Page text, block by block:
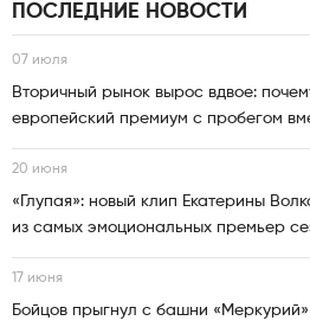
ПОСЛЕДНИЕ НОВОСТИ
07 июля
Вторичный рынок вырос вдвое:
европейский премиум с пробегом
20 июня
«Глупая»: новый клип Екатерины
из самых эмоциональных премьер
17 июня
Бойцов прыгнул с башни